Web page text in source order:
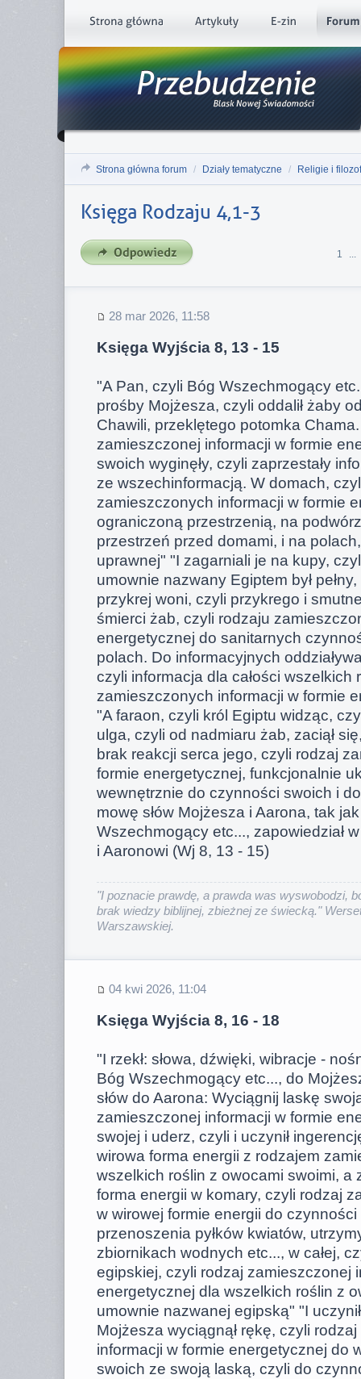
Strona główna forum / Działy tematyczne / Religie i
Księga Rodzaju 4,1-3
1 ...
28 mar 2026, 11:58
Księga Wyjścia 8, 13 - 15
"A Pan, czyli Bóg Wszechmogący
prośby Mojżesza, czyli oddalił żaby
Chawili, przeklętego potomka
zamieszczonej informacji w formie
swoich wyginęły, czyli zaprzestały
ze wszechinformacją. W domach,
zamieszczonych informacji w formie
ograniczoną przestrzenią, na
przestrzeń przed domami, i na
uprawnej" "I zagarniali je na kupy,
umownie nazwany Egiptem był
przykrej woni, czyli przykrego i
śmierci żab, czyli rodzaju
energetycznej do sanitarnych
polach. Do informacyjnych
czyli informacja dla całości wszelkich
zamieszczonych informacji w formie
"A faraon, czyli król Egiptu widząc,
ulga, czyli od nadmiaru żab, zaciął
brak reakcji serca jego, czyli rodzaj
formie energetycznej, funkcjonalnie
wewnętrznie do czynności swoich i
mowę słów Mojżesza i Aarona, tak
Wszechmogący etc..., zapowiedział
i Aaronowi (Wj 8, 13 - 15)
"I poznacie prawdę, a prawda was wyswobodzi,
brak wiedzy biblijnej, zbieżnej ze świecką."
Warszawskiej.
04 kwi 2026, 11:04
Księga Wyjścia 8, 16 - 18
"I rzekł: słowa, dźwięki, wibracje -
Bóg Wszechmogący etc..., do
słów do Aarona: Wyciągnij laskę
zamieszczonej informacji w formie
swojej i uderz, czyli i uczynił
wirowa forma energii z rodzajem
wszelkich roślin z owocami swoimi, a
forma energii w komary, czyli rodzaj
w wirowej formie energii do
przenoszenia pyłków kwiatów,
zbiornikach wodnych etc..., w całej,
egipskiej, czyli rodzaj zamieszczonej
energetycznej dla wszelkich roślin z
umownie nazwanej egipską" "I
Mojżesza wyciągnął rękę, czyli
informacji w formie energetycznej do
swoich ze swoją laską, czyli do